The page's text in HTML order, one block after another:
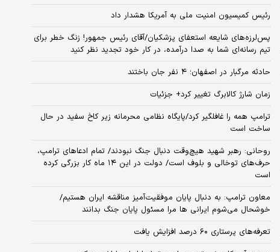
رئیس کمیسیون امنیت ملی به آمریکا هشدار داد
پس‌لرزه‌های شایعه استعفای پزشکیان/آقای رئیس جمهور! زنگ خطر برای
تیم رسانه‌ای شما به صدا درآمده، در کار خود تجدید نظر کنید
حادثه مرگبار در اصفهان؛ ۴ نفر جان باختند
زمان شارژ کالابرگ تغییر کرد+ جزئیات
ترامپ همه را غافلگیر کرد/پایگاه نظامی محرمانه زیر کاخ سفید در حال
ساخت است
روحانی: رهبر شهید هیچ‌وقت دنبال جنگ نبودند/ تمام ادعاهای ترامپ،
حرف‌های توخالی و بلوف است/ دولت در این ۱۴ ماه کار بزرگی کرده
است
معاون ترامپ: به دنبال پایان موفقیت‌آمیز مناقشه ایران هستیم/
خوشحال می‌شوم ایرانی ها مرا مسئول پایان جنگ بدانند
تعرفه‌های پرستاری ۶۰ درصد افزایش یافت